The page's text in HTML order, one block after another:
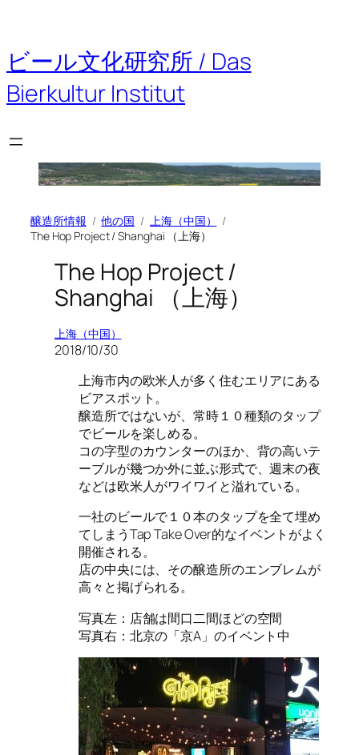
を
ス
キ
ッ
ビール文化研究所 / Das
Bierkultur Institut
醸造所情報 他の国
上海（中国）
The Hop Project / Shanghai （上海）
The Hop Project /
Shanghai （上海）
上海（中国）
2018/10/30
上海市内の欧米人が多く住むエリアにある
ビアスポット。
醸造所ではないが、常時１０種類のタップ
でビールを楽しめる。
コの字型のカウンターのほか、背の高いテ
ーブルが幾つか外に並ぶ形式で、週末の夜
などは欧米人がワイワイと溢れている。
一社のビールで１０本のタップを全て埋め
てしまうTap Take Over的なイベントがよく
開催される。
店の中央には、その醸造所のエンブレムが
高々と掲げられる。
写真左：店舗は間口二間ほどの空間
写真右：北京の「京A」のイベント中